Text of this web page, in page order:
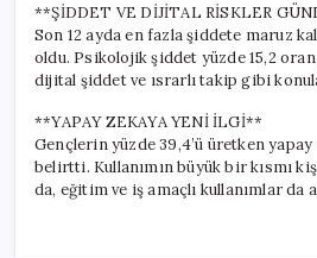
**ŞİDDET VE DİJİTAL RİSKLER
Son 12 ayda en fazla şiddete maruz
oldu. Psikolojik şiddet yüzde 15,2
dijital şiddet ve ısrarlı takip gibi
**YAPAY ZEKAYA YENİ İLGİ**
Gençlerin yüzde 39,4’ü üretken yapay
belirtti. Kullanımın büyük bir kısmı
da, eğitim ve iş amaçlı kullanımlar da